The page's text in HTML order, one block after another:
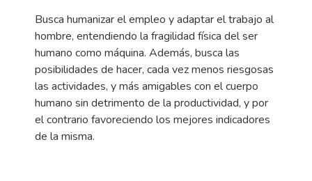
Busca humanizar el empleo y adaptar el trabajo al
hombre, entendiendo la fragilidad física del ser
humano como máquina. Además, busca las
posibilidades de hacer, cada vez menos riesgosas
las actividades, y más amigables con el cuerpo
humano sin detrimento de la productividad, y por
el contrario favoreciendo los mejores indicadores
de la misma.